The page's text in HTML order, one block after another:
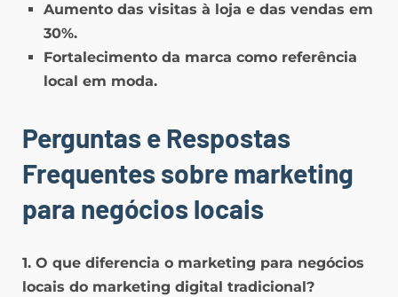
Aumento das visitas à loja e das vendas em
30%.
Fortalecimento da marca como referência
local em moda.
Perguntas e Respostas
Frequentessobre marketing
para negócios locais
1. O que diferencia o marketing para negócios
locais do marketing digital tradicional?